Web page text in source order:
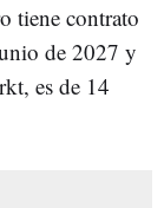
tiene contrato
de 2027 y
es de 14